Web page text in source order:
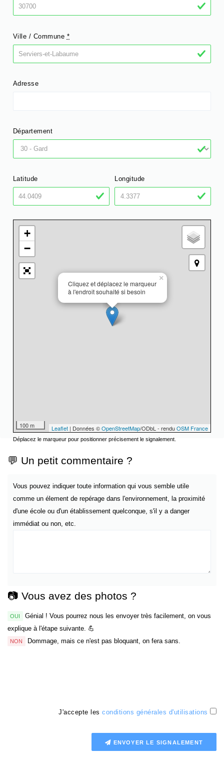
Ville / Commune *
Adresse
Département
Latitude Longitude
Cliquez et déplacez le marqueur
à l'endroit souhaité si besoin
×
+
−
100 m Leaflet | Données ©OpenStreetMap/ODbL - renduOSM France
Déplacez le marqueur pour positionner précisement le signalement.
💬 Un petit commentaire ?
Vous pouvez indiquer toute information qui vous semble utile
comme un élement de repérage dans l'environnement, la proximité
d'une école ou d'un établissement quelconque, s'il y a danger
immédiat ou non, etc.
📷 Vous avez des photos ?
OUI
Génial ! Vous pourrez nous les envoyer très facilement, on vous
explique à l'étape suivante. 💪
NON Dommage, mais ce n'est pas bloquant, on fera sans.
J'accepte les conditions générales d'utilisations
ENVOYER LE SIGNALEMENT